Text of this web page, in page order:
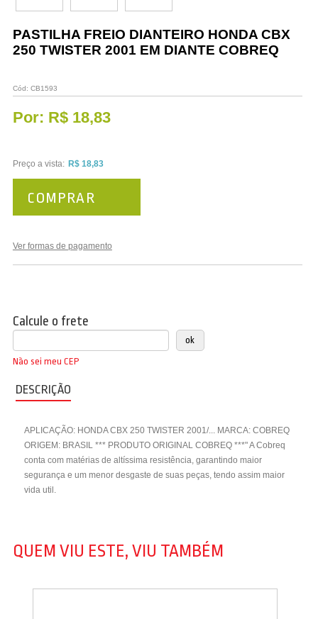
Vestuário
Promoções
PASTILHA FREIO DIANTEIRO HONDA CBX
250 TWISTER 2001 EM DIANTE COBREQ
Cód: CB1593
Por: R$ 18,83
Preço a vista: R$ 18,83
Ver formas de pagamento
COMPRAR
Calcule o frete
Não sei meu CEP
DESCRIÇÃO
APLICAÇÃO: HONDA CBX 250 TWISTER 2001/... MARCA: COBREQ
ORIGEM: BRASIL *** PRODUTO ORIGINAL COBREQ ***" A Cobreq
conta com matérias de altíssima resistência, garantindo maior
segurança e um menor desgaste de suas peças, tendo assim maior
vida util.
QUEM VIU ESTE, VIU TAMBÉM